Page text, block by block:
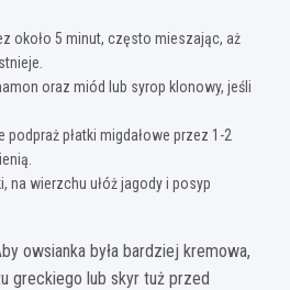
około 5 minut, często mieszając, aż
oraz miód lub syrop klonowy, jeśli
podpraż płatki migdałowe przez 1-2
na wierzchu ułóż jagody i posyp
owsianka była bardziej kremowa,
greckiego lub skyr tuż przed